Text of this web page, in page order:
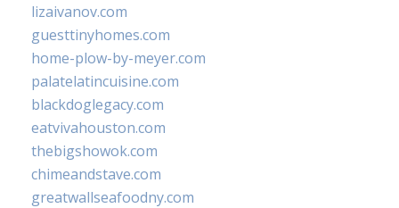
lizaivanov.com
guesttinyhomes.com
home-plow-by-meyer.com
palatelatincuisine.com
blackdoglegacy.com
eatvivahouston.com
thebigshowok.com
chimeandstave.com
greatwallseafoodny.com